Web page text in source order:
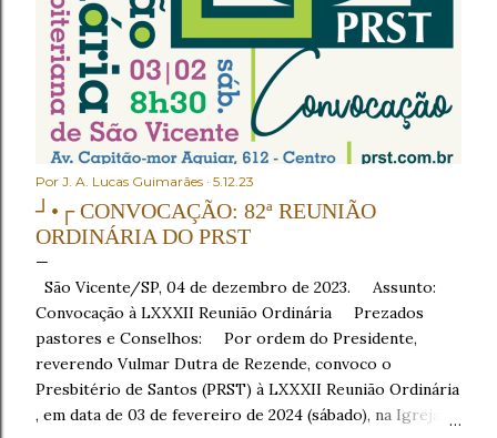
Por J. A. Lucas Guimarães 5.12.23
┘•┌ CONVOCAÇÃO: 82ª REUNIÃO
ORDINÁRIA DO PRST
São Vicente/SP, 04 de dezembro de 2023. Assunto:
Convocação à LXXXII Reunião Ordinária Prezados
pastores e Conselhos: Por ordem do Presidente,
reverendo Vulmar Dutra de Rezende, convoco o
Presbitério de Santos (PRST) à LXXXII Reunião Ordinária
, em data de 03 de fevereiro de 2024 (sábado), na Igreja